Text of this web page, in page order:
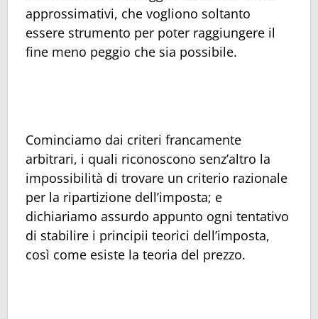
approssimativi, che vogliono soltanto
essere strumento per poter raggiungere il
fine meno peggio che sia possibile.
Cominciamo dai criteri francamente
arbitrari, i quali riconoscono senz’altro la
impossibilità di trovare un criterio razionale
per la ripartizione dell’imposta; e
dichiariamo assurdo appunto ogni tentativo
di stabilire i principii teorici dell’imposta,
così come esiste la teoria del prezzo.